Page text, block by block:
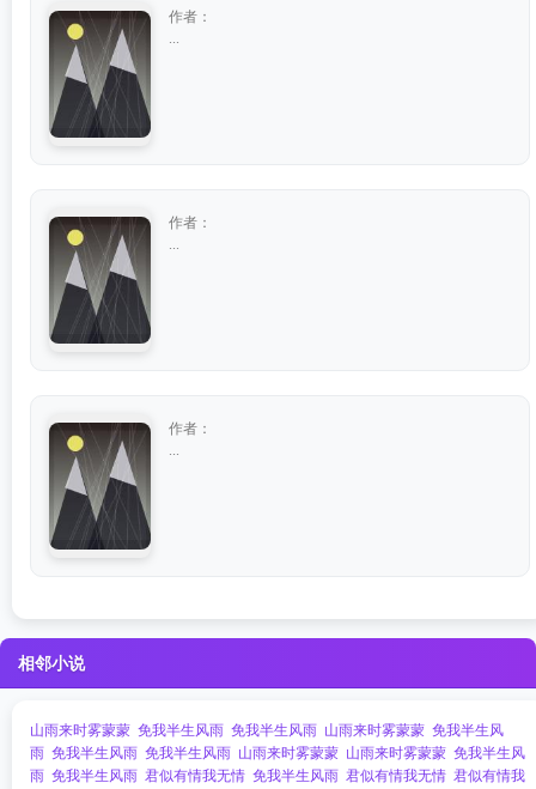
作者：
作者：
作者：
相邻小说
山雨来时雾蒙蒙 免我半生风雨 免我半生风雨 山雨来时雾蒙蒙 免我半生风
雨 免我半生风雨 免我半生风雨 山雨来时雾蒙蒙 山雨来时雾蒙蒙 免我半生风
雨 免我半生风雨 君似有情我无情 免我半生风雨 君似有情我无情 君似有情我